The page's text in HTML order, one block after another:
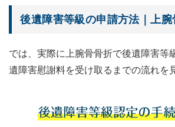
後遺障害等級の申請方法｜上
では、実際に上腕骨骨折で後遺障害等
遺障害慰謝料を受け取るまでの流れを